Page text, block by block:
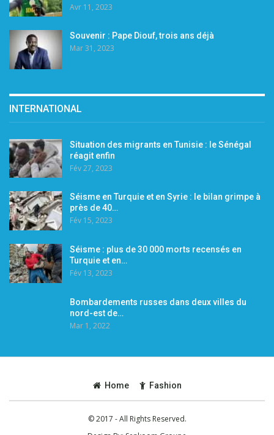
Avr 11, 2023
Souvenir : Pape Diouf, trois ans déjà
Mar 31, 2023
INTERNATIONAL
Situation des migrants en Tunisie : le Sénégal
réagit enfin
Fév 27, 2023
Séisme en Turquie et en Syrie : le bilan grimpe à
près de 40…
Fév 15, 2023
Séisme : plus de 30 000 morts recensés en
Turquie et en…
Fév 13, 2023
Bombardements russes dans deux villes du
nord-est de…
Mar 1, 2022
Home Fashion
© 2017 - All Rights Reserved.